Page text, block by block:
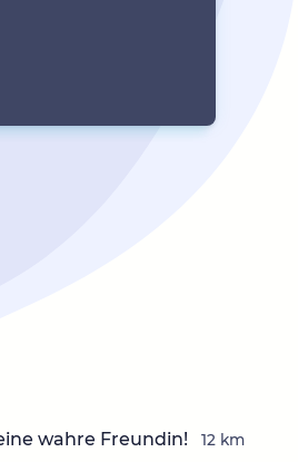
wahre Freundin! 12 km